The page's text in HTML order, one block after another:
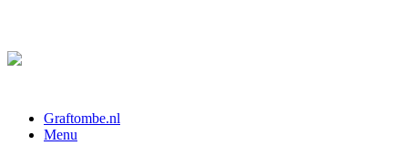
Graftombe.nl
Menu